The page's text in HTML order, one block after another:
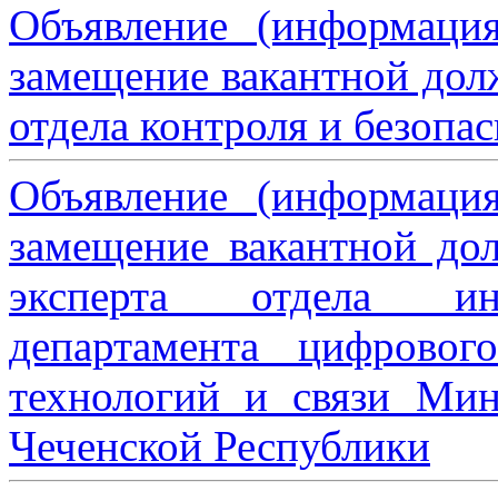
Объявление
замещение вакантной
отдела контроля и
Объявление
замещение вакантной
эксперта отдела
департамента
технологий и связи
Чеченской Республики